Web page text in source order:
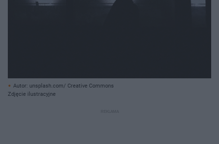
Autor: unsplash.com/ Creative Commons
Zdjęcie ilustracyjne